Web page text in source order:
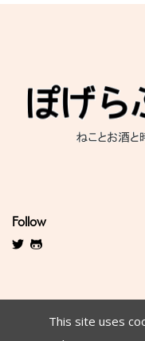
Follow
This site uses